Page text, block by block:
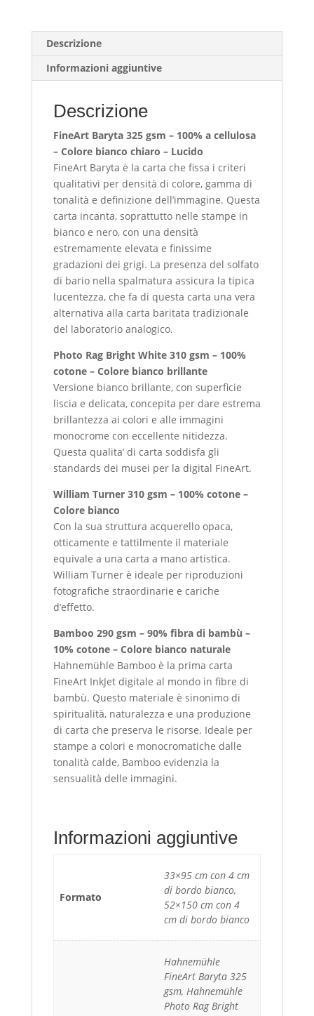
dedalo
di
canali
speroni
quantità
Descrizione
Informazioni aggiuntive
Descrizione
FineArt Baryta 325 gsm – 100% a cellulosa
– Colore bianco chiaro – Lucido
FineArt Baryta è la carta che fissa i criteri
qualitativi per densità di colore, gamma di
tonalità e definizione dell’immagine. Questa
carta incanta, soprattutto nelle stampe in
bianco e nero, con una densità
estremamente elevata e finissime
gradazioni dei grigi. La presenza del solfato
di bario nella spalmatura assicura la tipica
lucentezza, che fa di questa carta una vera
alternativa alla carta baritata tradizionale
del laboratorio analogico.
Photo Rag Bright White 310 gsm – 100%
cotone – Colore bianco brillante
Versione bianco brillante, con superficie
liscia e delicata, concepita per dare estrema
brillantezza ai colori e alle immagini
monocrome con eccellente nitidezza.
Questa qualita’ di carta soddisfa gli
standards dei musei per la digital FineArt.
William Turner 310 gsm – 100% cotone –
Colore bianco
Con la sua struttura acquerello opaca,
otticamente e tattilmente il materiale
equivale a una carta a mano artistica.
William Turner è ideale per riproduzioni
fotografiche straordinarie e cariche
d’effetto.
Bamboo 290 gsm – 90% fibra di bambù –
10% cotone – Colore bianco naturale
Hahnemühle Bamboo è la prima carta
FineArt InkJet digitale al mondo in fibre di
bambù. Questo materiale è sinonimo di
spiritualità, naturalezza e una produzione
di carta che preserva le risorse. Ideale per
stampe a colori e monocromatiche dalle
tonalità calde, Bamboo evidenzia la
sensualità delle immagini.
Informazioni aggiuntive
Formato
33×95 cm con 4 cm
di bordo bianco,
52×150 cm con 4
cm di bordo bianco
Hahnemühle
FineArt Baryta 325
gsm, Hahnemühle
Photo Rag Bright